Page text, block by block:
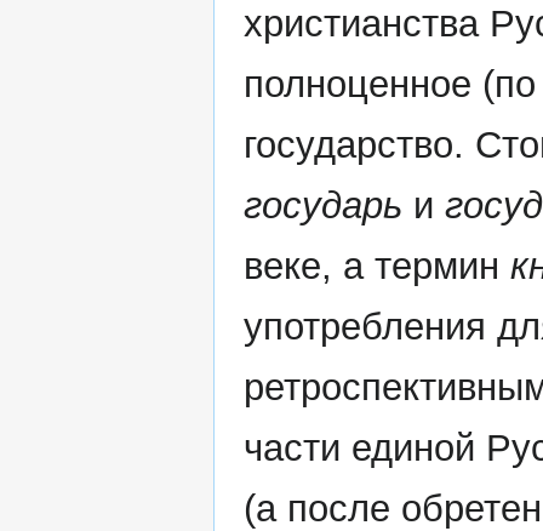
христианства
полноценное
государство.
государь и
веке, а термин
употребления
части единой
(а после